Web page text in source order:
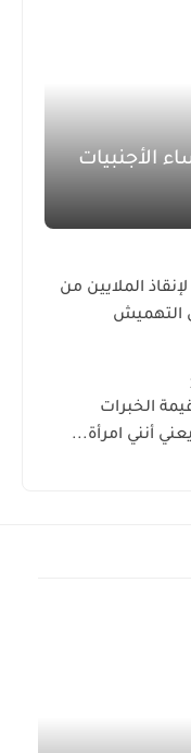
الأجنبيات
الملايين من
التهميش
الخبرات
أنني امرأة...